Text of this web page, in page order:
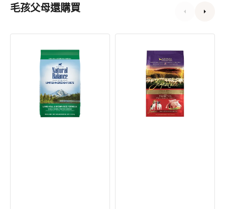
毛孩父母還購買